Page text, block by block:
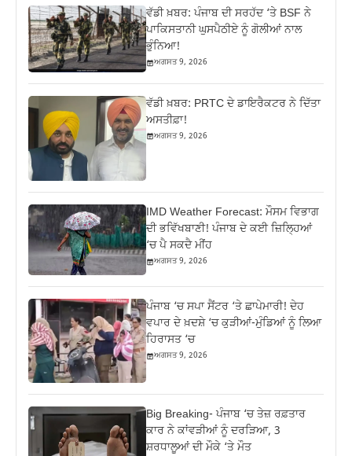
ਵੱਡੀ ਖ਼ਬਰ: ਪੰਜਾਬ ਦੀ ਸਰਹੱਦ ‘ਤੇ BSF ਨੇ
ਪਾਕਿਸਤਾਨੀ ਘੁਸਪੈਠੀਏ ਨੂੰ ਗੋਲੀਆਂ ਨਾਲ
ਭੁੰਨਿਆ!
ਅਗਸਤ 9, 2026
ਵੱਡੀ ਖ਼ਬਰ: PRTC ਦੇ ਡਾਇਰੈਕਟਰ ਨੇ ਦਿੱਤਾ
ਅਸਤੀਫ਼ਾ!
ਅਗਸਤ 9, 2026
IMD Weather Forecast: ਮੌਸਮ ਵਿਭਾਗ
ਦੀ ਭਵਿੱਖਬਾਣੀ! ਪੰਜਾਬ ਦੇ ਕਈ ਜ਼ਿਲ੍ਹਿਆਂ
‘ਚ ਪੈ ਸਕਦੈ ਮੀਂਹ
ਅਗਸਤ 9, 2026
ਪੰਜਾਬ ‘ਚ ਸਪਾ ਸੈਂਟਰ ‘ਤੇ ਛਾਪੇਮਾਰੀ! ਦੇਹ
ਵਪਾਰ ਦੇ ਖ਼ਦਸ਼ੇ ‘ਚ ਕੁੜੀਆਂ-ਮੁੰਡਿਆਂ ਨੂੰ ਲਿਆ
ਹਿਰਾਸਤ ‘ਚ
ਅਗਸਤ 9, 2026
Big Breaking- ਪੰਜਾਬ ‘ਚ ਤੇਜ਼ ਰਫ਼ਤਾਰ
ਕਾਰ ਨੇ ਕਾਂਵੜੀਆਂ ਨੂੰ ਦਰੜਿਆ, 3
ਸ਼ਰਧਾਲੂਆਂ ਦੀ ਮੌਕੇ ‘ਤੇ ਮੌਤ